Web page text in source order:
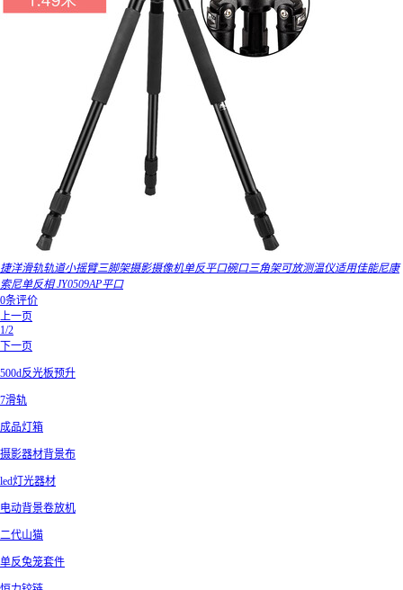
捷洋滑轨轨道小摇臂三脚架摄影摄像机单反平口碗口三角架可放测温仪适用佳能尼康
索尼单反相 JY0509AP平口
0条评价
上一页
1/2
下一页
500d反光板预升
7滑轨
成品灯箱
摄影器材背景布
led灯光器材
电动背景卷放机
二代山猫
单反兔笼套件